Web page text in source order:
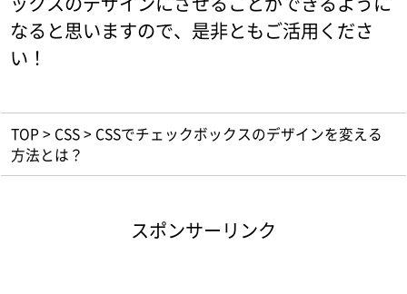
なると思いますので、是非ともご活用くださ
い！
TOP > CSS> CSSでチェックボックスのデザインを変える
方法とは？
スポンサーリンク